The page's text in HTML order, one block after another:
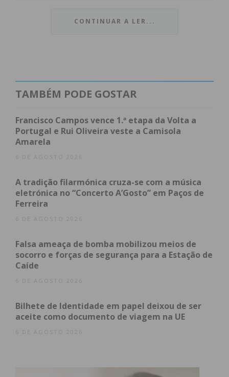
Imediato
atualizada.
Eu li e concordo com ostermos e
condições
CONTINUAR A LER...
TAMBÉM PODE GOSTAR
Francisco Campos vence 1.ª etapa da Volta a
Portugal e Rui Oliveira veste a Camisola
Amarela
6 DE AGOSTO 2026
A tradição filarmónica cruza-se com a música
eletrónica no “Concerto A’Gosto” em Paços de
Ferreira
6 DE AGOSTO 2026
Falsa ameaça de bomba mobilizou meios de
socorro e forças de segurança para a Estação de
Caíde
6 DE AGOSTO 2026
Bilhete de Identidade em papel deixou de ser
aceite como documento de viagem na UE
6 DE AGOSTO 2026